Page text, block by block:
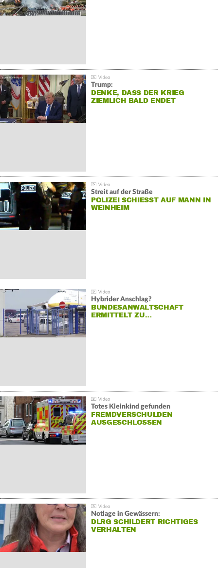
Trump:
DENKE, DASS DER KRIEG
ZIEMLICH BALD ENDET
Streit auf der Straße
POLIZEI SCHIESST AUF MANN IN W
EINHEIM
Hybrider Anschlag?
BUNDESANWALTSCHAFT
ERMITTELT ZU…
Totes Kleinkind gefunden
FREMDVERSCHULDEN
AUSGESCHLOSSEN
Notlage in Gewässern:
DLRG SCHILDERT RICHTIGES
VERHALTEN